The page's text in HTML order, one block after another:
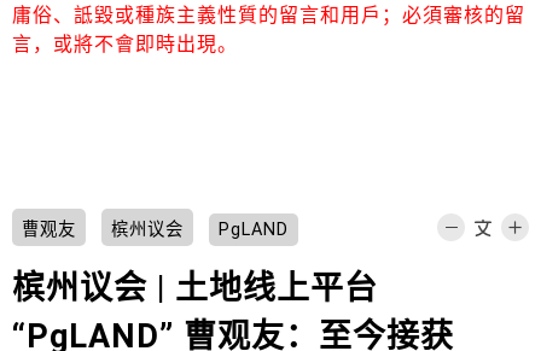
庸俗、詆毀或種族主義性質的留言和用戶；必須審核的留
言，或將不會即時出現。
曹观友 槟州议会 PgLAND
槟州议会 | 土地线上平台
“PgLAND” 曹观友：至今接获